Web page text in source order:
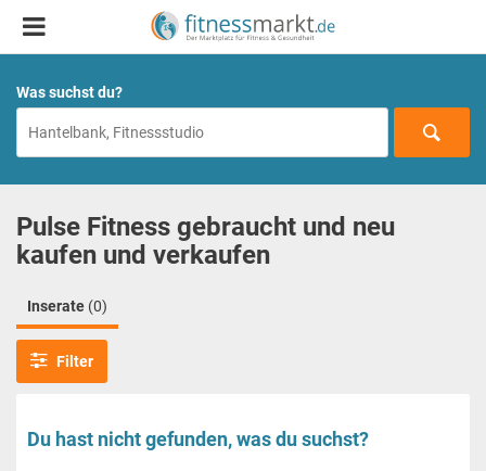
Was suchst du?
Pulse Fitness gebraucht und neu
kaufen und verkaufen
Inserate (0)
Filter
Du hast nicht gefunden, was du suchst?